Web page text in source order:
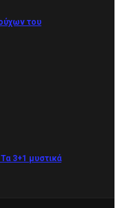
του
3+1 μυστικά